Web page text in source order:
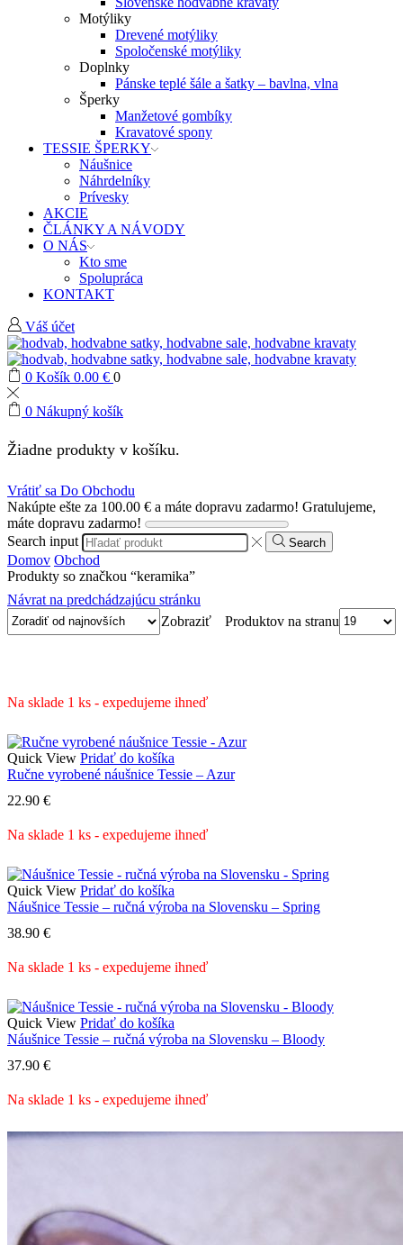
Motýliky
Drevené motýliky
Spoločenské motýliky
Doplnky
Pánske teplé šále a šatky – bavlna, vlna
Šperky
Manžetové gombíky
Kravatové spony
TESSIE ŠPERKY
Náušnice
Náhrdelníky
Prívesky
AKCIE
ČLÁNKY A NÁVODY
O NÁS
Kto sme
Spolupráca
KONTAKT
Váš účet
0 Košík 0.00 € 0
0 Nákupný košík
Žiadne produkty v košíku.
Vrátiť sa Do Obchodu
Nakúpte ešte za 100.00 € a máte dopravu zadarmo! Gratulujeme,
máte dopravu zadarmo!
Search input
Search
Domov Obchod
Produkty so značkou “keramika”
Návrat na predchádzajúcu stránku
Zobraziť
Produktov na stranu
Na sklade 1 ks - expedujeme ihneď
Quick View Pridať do košíka
Ručne vyrobené náušnice Tessie – Azur
22.90 €
Na sklade 1 ks - expedujeme ihneď
Quick View Pridať do košíka
Náušnice Tessie – ručná výroba na Slovensku – Spring
38.90 €
Na sklade 1 ks - expedujeme ihneď
Quick View Pridať do košíka
Náušnice Tessie – ručná výroba na Slovensku – Bloody
37.90 €
Na sklade 1 ks - expedujeme ihneď